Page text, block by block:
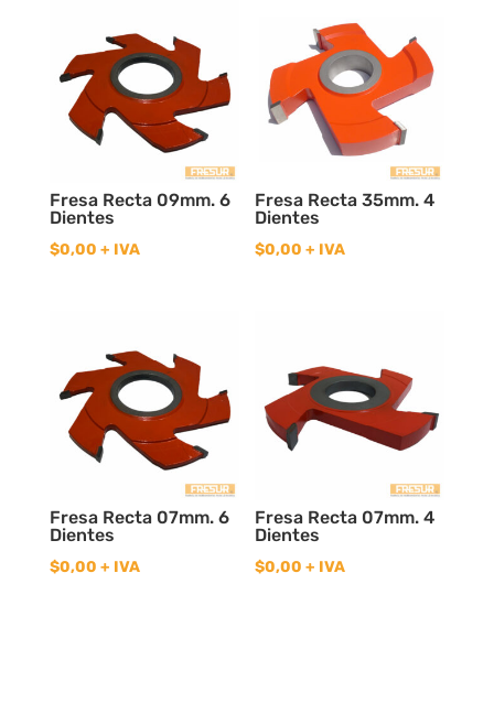
Fresa Recta 09mm. 6
Dientes
$0,00 + IVA
Fresa Recta 35mm. 4
Dientes
$0,00 + IVA
Fresa Recta 07mm. 6
Dientes
$0,00 + IVA
Fresa Recta 07mm. 4
Dientes
$0,00 + IVA